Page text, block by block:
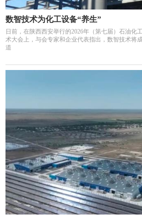
数智技术为化工设备“养生”
日前，在陕西西安举行的2026年（第七届）石油化
术大会上，与会专家和企业代表指出，数智技术将
道